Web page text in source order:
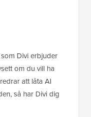
Divi erbjuder
om du vill ha
att låta AI
så har Divi dig